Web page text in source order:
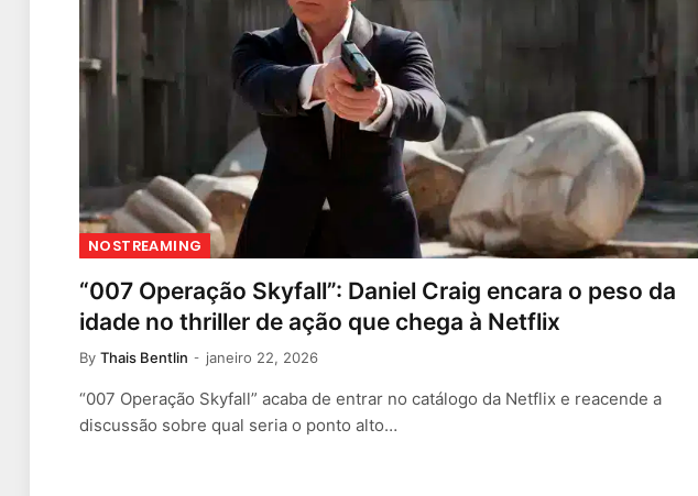
NOSTREAMING
“007 Operação Skyfall”: Daniel Craig encara o peso da
idade no thriller de ação que chega à Netflix
By Thais Bentlin janeiro 22, 2026
“007 Operação Skyfall” acaba de entrar no catálogo da Netflix e reacende a
discussão sobre qual seria o ponto alto…